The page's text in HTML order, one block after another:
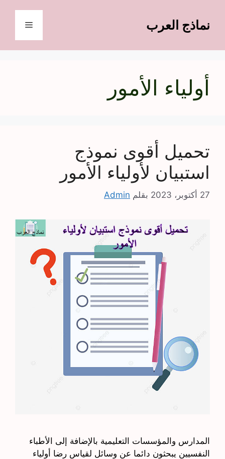
المحتوىنماذج العرب القائمة
أولياء الأمور
تحميل أقوى نموذج
استبيان لأولياء الأمور
27 أكتوبر، 2023 بقلم Admin
المدارس والمؤسسات التعليمية بالإضافة إلى الأطباء
النفسيين يبحثون دائما عن وسائل لقياس رضا أولياء